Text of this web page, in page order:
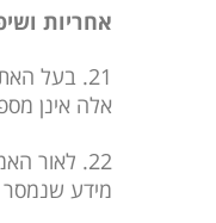
אחריות
21. בעל
אלה אינן
22. לאור
מידע